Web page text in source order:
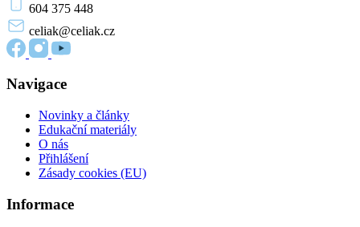
604 375 448
celiak@celiak.cz
Navigace
Novinky a články
Edukační materiály
O nás
Přihlášení
Zásady cookies (EU)
Informace